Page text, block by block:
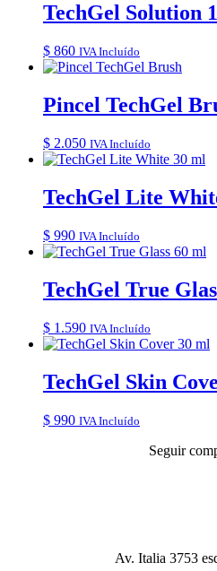
TechGel Solution
$ 860 IVA Incluído
Pincel TechGel
$ 2.050 IVA Incluído
TechGel Lite
$ 990 IVA Incluído
TechGel True
$ 1.590 IVA Incluído
TechGel Skin
$ 990 IVA Incluído
Seguir
Av. Italia 3753